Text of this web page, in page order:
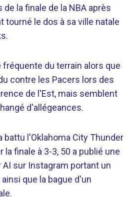
de la finale de la NBA après
tourné le dos à sa ville natale
fréquente du terrain alors que
contre les Pacers lors des
de l'Est, mais semblent
d'allégeances.
battu l'Oklahoma City Thunder
la finale à 3-3, 50 a publié une
sur Instagram portant un
que la bague d'un